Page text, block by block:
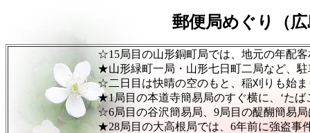
郵便局めぐり（
☆15局目の山形銅町局では、地元の年配客相手に
★山形緑町一局・山形七日町二局など、駐車場の
☆二日目は快晴の空のもと、稲刈りも始まった田
★1局目の本道寺簡易局のすぐ横に、‘たばこや前
☆6局目の谷沢簡易局、9局目の醍醐簡易局は農
★28局目の大高根局では、6年前に強盗事件があり